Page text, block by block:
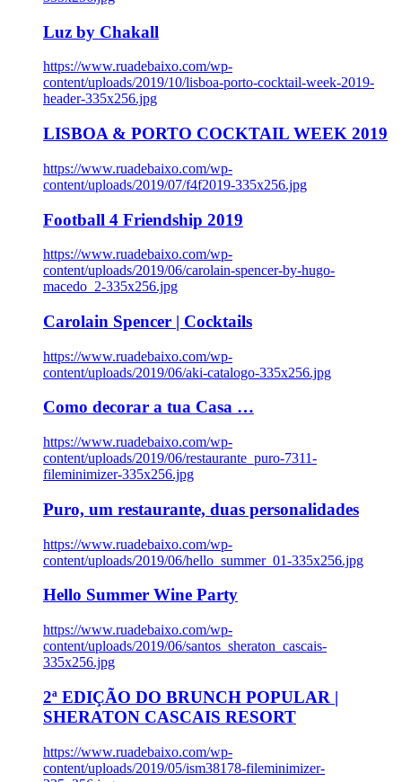
Luz by Chakall
https://www.ruadebaixo.com/wp-
content/uploads/2019/10/lisboa-porto-cocktail-week-2019-
header-335x256.jpg
LISBOA & PORTO COCKTAIL WEEK 2019
https://www.ruadebaixo.com/wp-
content/uploads/2019/07/f4f2019-335x256.jpg
Football 4 Friendship 2019
https://www.ruadebaixo.com/wp-
content/uploads/2019/06/carolain-spencer-by-hugo-
macedo_2-335x256.jpg
Carolain Spencer | Cocktails
https://www.ruadebaixo.com/wp-
content/uploads/2019/06/aki-catalogo-335x256.jpg
Como decorar a tua Casa …
https://www.ruadebaixo.com/wp-
content/uploads/2019/06/restaurante_puro-7311-
fileminimizer-335x256.jpg
Puro, um restaurante, duas personalidades
https://www.ruadebaixo.com/wp-
content/uploads/2019/06/hello_summer_01-335x256.jpg
Hello Summer Wine Party
https://www.ruadebaixo.com/wp-
content/uploads/2019/06/santos_sheraton_cascais-
335x256.jpg
2ª EDIÇÃO DO BRUNCH POPULAR |
SHERATON CASCAIS RESORT
https://www.ruadebaixo.com/wp-
content/uploads/2019/05/ism38178-fileminimizer-